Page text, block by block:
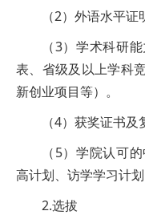
（2）外语水平证
（3）学术科研
表、省级及以上学科
新创业项目等）。
（4）获奖证书及
（5）学院认可
高计划、访学学习计
2.选拔